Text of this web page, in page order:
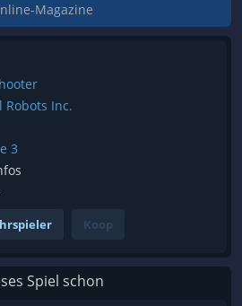
Magazine
Robots Inc.
3
Koop
Spiel schon